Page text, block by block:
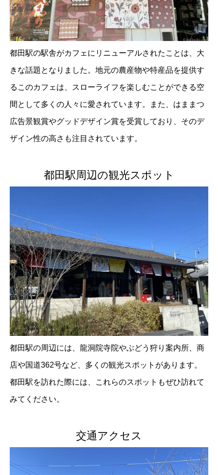
都田駅の駅舎がカフェにリニューアルされたことは、大
きな話題となりました。地元の農産物や特産品を提供す
るこのカフェは、スローライフを楽しむことができる空
間として多くの人々に愛されています。また、はままつ
広告景観賞やグッドデザイン賞を受賞しており、そのデ
ザイン性の高さも注目されています。
都田駅周辺の観光スポット
都田駅の周辺には、龍洞院寺院やぶどう狩り案内所、商
店や国道362号など、多くの観光スポットがあります。
都田駅を訪れた際には、これらのスポットもぜひ訪れて
みてください。
交通アクセス